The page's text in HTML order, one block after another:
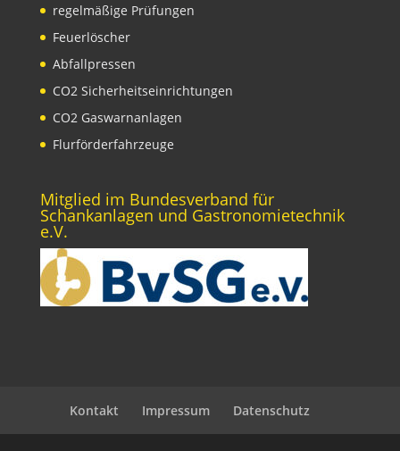
regelmäßige Prüfungen
Feuerlöscher
Abfallpressen
CO2 Sicherheitseinrichtungen
CO2 Gaswarnanlagen
Flurförderfahrzeuge
Mitglied im Bundesverband für
Schankanlagen und Gastronomietechnik
e.V.
Kontakt Impressum Datenschutz